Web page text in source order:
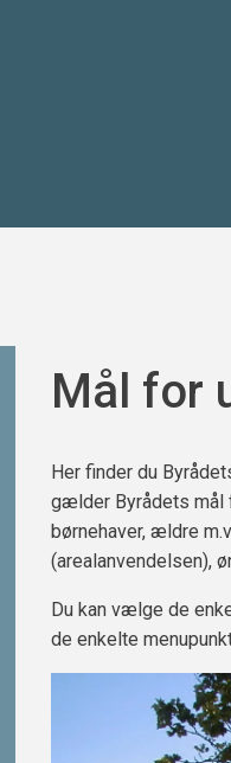
Mål for
Her finder du
gælder Byrådets mål
børnehaver, ældre
(arealanvendelsen),
Du kan vælge de
de enkelte